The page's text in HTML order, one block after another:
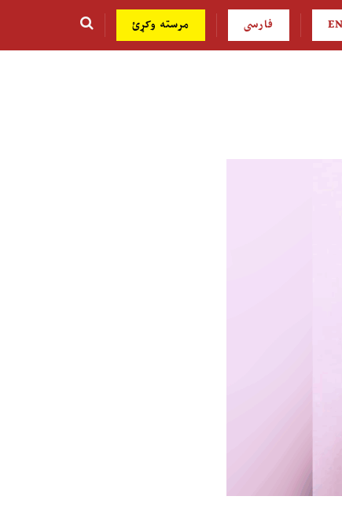
فارسی مرسته وکړئ